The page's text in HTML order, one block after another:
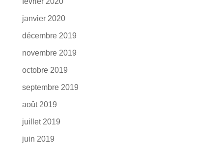
janvier 2020
décembre 2019
novembre 2019
octobre 2019
septembre 2019
août 2019
juillet 2019
juin 2019